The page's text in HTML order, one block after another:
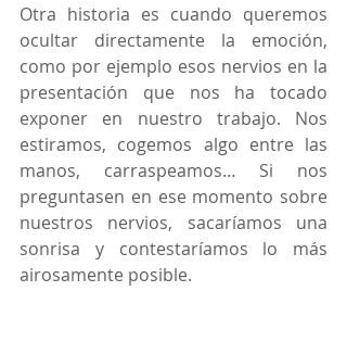
Otra historia es cuando queremos
ocultar directamente la emoción,
como por ejemplo esos nervios en la
presentación que nos ha tocado
exponer en nuestro trabajo. Nos
estiramos, cogemos algo entre las
manos, carraspeamos… Si nos
preguntasen en ese momento sobre
nuestros nervios, sacaríamos una
sonrisa y contestaríamos lo más
airosamente posible.